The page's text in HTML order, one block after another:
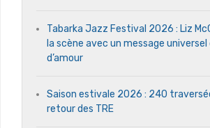
Tabarka Jazz Festival 2026 : Liz
la scène avec un message
d’amour
Saison estivale 2026 : 240
retour des TRE